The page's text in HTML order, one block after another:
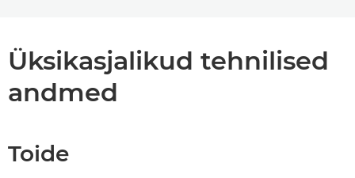
Üksikasjalikud tehnilised
andmed
Toide